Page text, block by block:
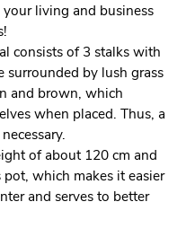
living and business
consists of 3 stalks with
surrounded by lush grass
and brown, which
when placed. Thus, a
of about 120 cm and
which makes it easier
and serves to better